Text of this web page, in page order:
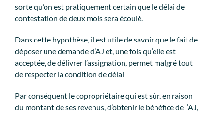
sorte qu’on est pratiquement certain que le délai de
contestation de deux mois sera écoulé.
Dans cette hypothèse, il est utile de savoir que le fait de
déposer une demande d’AJ et, une fois qu’elle est
acceptée, de délivrer l’assignation, permet malgré tout
de respecter la condition de délai
Par conséquent le copropriétaire qui est sûr, en raison
du montant de ses revenus, d’obtenir le bénéfice de l’AJ,